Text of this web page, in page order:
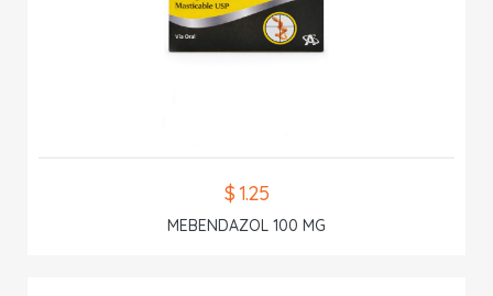
$ 1.25
MEBENDAZOL 100 MG